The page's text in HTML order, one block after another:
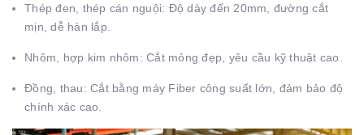
Thép đen, thép cán nguội: Độ dày đến 20mm, đường cắt
mịn, dễ hàn lắp.
Nhôm, hợp kim nhôm: Cắt mỏng đẹp, yêu cầu kỹ thuật cao.
Đồng, thau: Cắt bằng máy Fiber công suất lớn, đảm bảo độ
chính xác cao.